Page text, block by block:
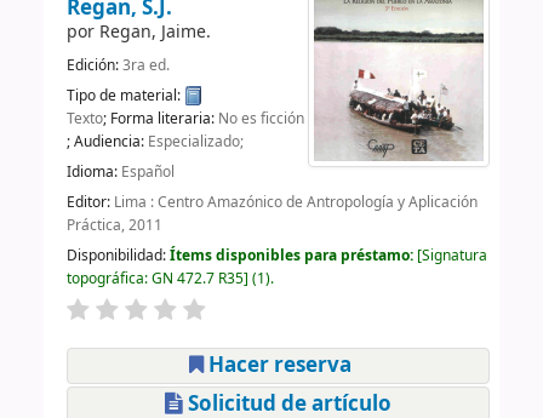
Regan, S.J.
por Regan, Jaime.
Edición:3ra ed.
Tipo de material:
Texto; Forma literaria: No es ficción
; Audiencia: Especializado;
Idioma: Español
Editor: Lima : Centro Amazónico de Antropología y Aplicación
Práctica, 2011
Disponibilidad:Ítems disponibles para préstamo: Signatura
topográfica:GN 472.7 R35 (1).
Hacer reserva
Solicitud de artículo